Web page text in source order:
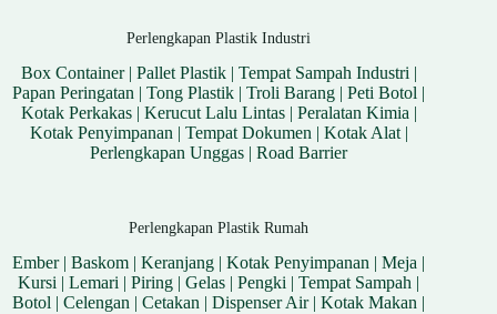
Perlengkapan Plastik Industri
Box Container| Pallet Plastik| Tempat Sampah Industri |
Papan Peringatan |Tong Plastik |Troli Barang |Peti Botol |
Kotak Perkakas| Kerucut Lalu Lintas| Peralatan Kimia |
Kotak Penyimpanan | Tempat Dokumen | Kotak Alat|
Perlengkapan Unggas |Road Barrier
Perlengkapan Plastik Rumah
Ember|Baskom |Keranjang |Kotak Penyimpanan |Meja |
Kursi |Lemari |Piring |Gelas |Pengki |Tempat Sampah |
Botol |Celengan |Cetakan |Dispenser Air|Kotak Makan |